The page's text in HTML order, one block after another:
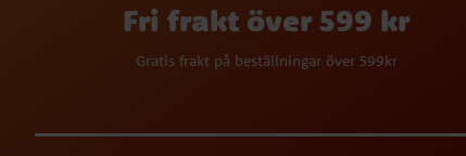
Fri frakt över 599 kr
Gratis frakt på beställningar över 599kr